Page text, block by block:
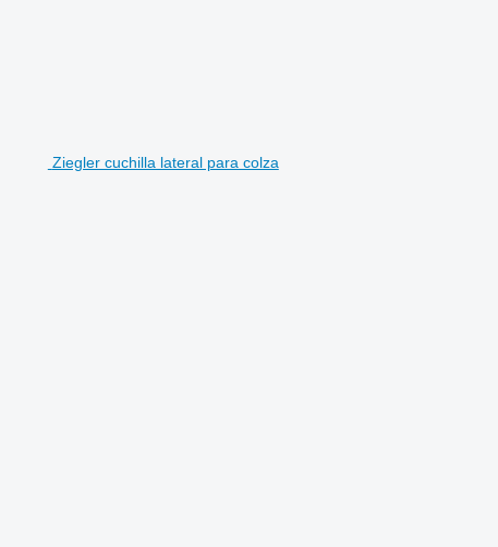
Ziegler cuchilla lateral para colza